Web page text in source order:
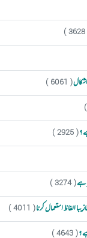
( 6061 )
؟( 2925 )
ہے( 3274 )
الفاظ استعمال کرنا( 4011 )
؟( 4643 )